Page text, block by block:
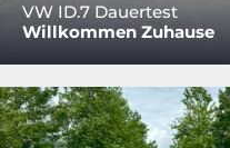
VW ID.7 Dauertest
Willkommen Zuhause